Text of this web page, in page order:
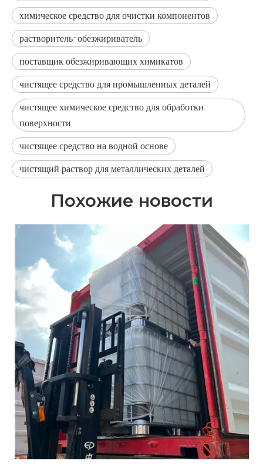
химическое средство для очистки компонентов
растворитель-обезжириватель
поставщик обезжиривающих химикатов
чистящее средство для промышленных деталей
чистящее химическое средство для обработки
поверхности
чистящее средство на водной основе
чистящий раствор для металлических деталей
Похожие новости